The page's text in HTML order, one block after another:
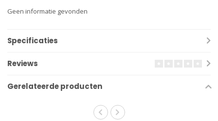
Geen informatie gevonden
Specificaties
Reviews
Gerelateerde producten